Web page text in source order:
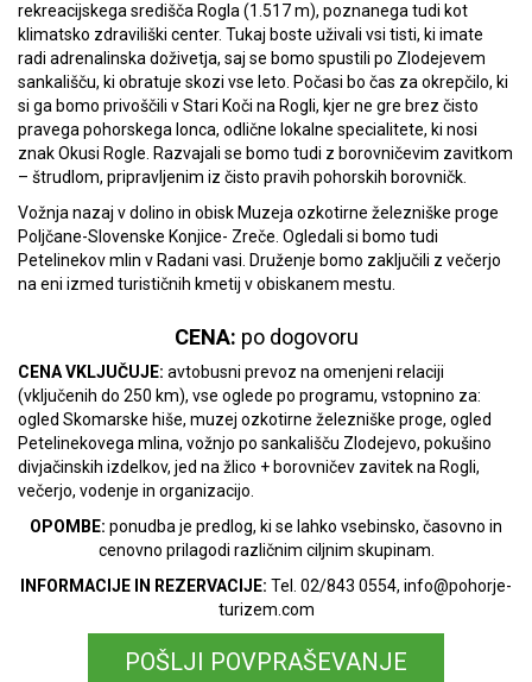
rekreacijskega središča Rogla (1.517 m), poznanega tudi kot
klimatsko zdraviliški center. Tukaj boste uživali vsi tisti, ki imate
radi adrenalinska doživetja, saj se bomo spustili po Zlodejevem
sankališču, ki obratuje skozi vse leto. Počasi bo čas za okrepčilo, ki
si ga bomo privoščili v Stari Koči na Rogli, kjer ne gre brez čisto
pravega pohorskega lonca, odlične lokalne specialitete, ki nosi
znak Okusi Rogle. Razvajali se bomo tudi z borovničevim zavitkom
– štrudlom, pripravljenim iz čisto pravih pohorskih borovničk.
Vožnja nazaj v dolino in obisk Muzeja ozkotirne železniške proge
Poljčane-Slovenske Konjice- Zreče. Ogledali si bomo tudi
Petelinekov mlin v Radani vasi. Druženje bomo zaključili z večerjo
na eni izmed turističnih kmetij v obiskanem mestu.
CENA: po dogovoru
CENA VKLJUČUJE: avtobusni prevoz na omenjeni relaciji
(vključenih do 250 km), vse oglede po programu, vstopnino za:
ogled Skomarske hiše, muzej ozkotirne železniške proge, ogled
Petelinekovega mlina, vožnjo po sankališču Zlodejevo, pokušino
divjačinskih izdelkov, jed na žlico + borovničev zavitek na Rogli,
večerjo, vodenje in organizacijo.
OPOMBE: ponudba je predlog, ki se lahko vsebinsko, časovno in
cenovno prilagodi različnim ciljnim skupinam.
INFORMACIJE IN REZERVACIJE: Tel. 02/843 0554, info@pohorje-
turizem.com
POŠLJI POVPRAŠEVANJE